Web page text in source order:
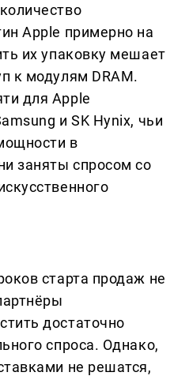
Apple примерно на
их упаковку мешает
к модулям DRAM.
для Apple
и SK Hynix, чьи
в
заняты спросом со
старта продаж не
достаточно
спроса. Однако,
не решатся,